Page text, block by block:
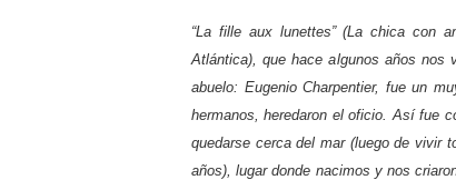
“La fille aux lunettes” (La chica con
Atlántica), que hace algunos años nos
abuelo: Eugenio Charpentier, fue un
hermanos, heredaron el oficio. Así fue
quedarse cerca del mar (luego de vivir
años), lugar donde nacimos y nos